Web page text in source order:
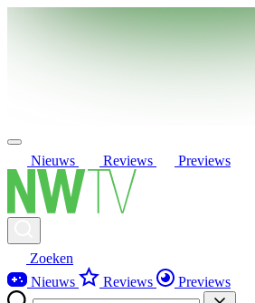
Nieuws Reviews Previews
Zoeken
Nieuws
Reviews Previews